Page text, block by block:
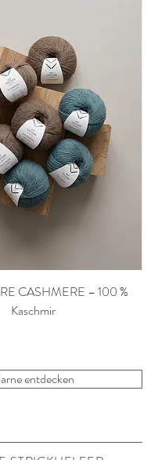
CASHMERE – 100 %
Kaschmir
entdecken